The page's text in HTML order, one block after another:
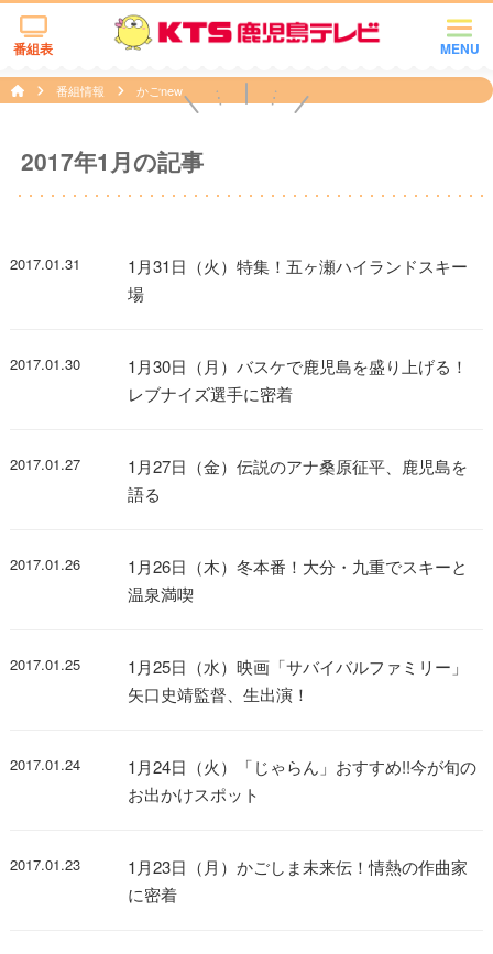
MENU
番組表
番組情報 かごnew
2017年1月の記事
2017.01.31
1月31日（火）特集！五ヶ瀬ハイランドスキー
場
2017.01.30
1月30日（月）バスケで鹿児島を盛り上げる！
レブナイズ選手に密着
2017.01.27
1月27日（金）伝説のアナ桑原征平、鹿児島を
語る
2017.01.26
1月26日（木）冬本番！大分・九重でスキーと
温泉満喫
2017.01.25
1月25日（水）映画「サバイバルファミリー」
矢口史靖監督、生出演！
2017.01.24
1月24日（火）「じゃらん」おすすめ!!今が旬の
お出かけスポット
2017.01.23
1月23日（月）かごしま未来伝！情熱の作曲家
に密着